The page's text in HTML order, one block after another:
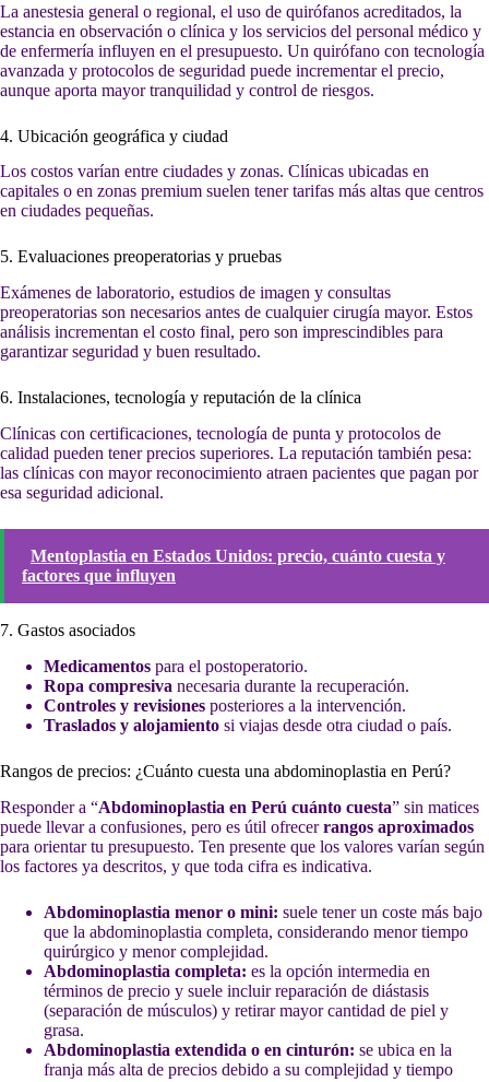
La anestesia general o regional, el uso de quirófanos acreditados, la
estancia en observación o clínica y los servicios del personal médico y
de enfermería influyen en el presupuesto. Un quirófano con tecnología
avanzada y protocolos de seguridad puede incrementar el precio,
aunque aporta mayor tranquilidad y control de riesgos.
4. Ubicación geográfica y ciudad
Los costos varían entre ciudades y zonas. Clínicas ubicadas en
capitales o en zonas premium suelen tener tarifas más altas que centros
en ciudades pequeñas.
5. Evaluaciones preoperatorias y pruebas
Exámenes de laboratorio, estudios de imagen y consultas
preoperatorias son necesarios antes de cualquier cirugía mayor. Estos
análisis incrementan el costo final, pero son imprescindibles para
garantizar seguridad y buen resultado.
6. Instalaciones, tecnología y reputación de la clínica
Clínicas con certificaciones, tecnología de punta y protocolos de
calidad pueden tener precios superiores. La reputación también pesa:
las clínicas con mayor reconocimiento atraen pacientes que pagan por
esa seguridad adicional.
Mentoplastia en Estados Unidos: precio, cuánto cuesta y
factores que influyen
7. Gastos asociados
Medicamentos para el postoperatorio.
Ropa compresiva necesaria durante la recuperación.
Controles y revisiones posteriores a la intervención.
Traslados y alojamiento si viajas desde otra ciudad o país.
Rangos de precios: ¿Cuánto cuesta una abdominoplastia en Perú?
Responder a “Abdominoplastia en Perú cuánto cuesta” sin matices
puede llevar a confusiones, pero es útil ofrecerrangos aproximados
para orientar tu presupuesto. Ten presente que los valores varían según
los factores ya descritos, y que toda cifra es indicativa.
Abdominoplastia menor o mini: suele tener un coste más bajo
que la abdominoplastia completa, considerando menor tiempo
quirúrgico y menor complejidad.
Abdominoplastia completa: es la opción intermedia en
términos de precio y suele incluir reparación de diástasis
(separación de músculos) y retirar mayor cantidad de piel y
grasa.
Abdominoplastia extendida o en cinturón: se ubica en la
franja más alta de precios debido a su complejidad y tiempo